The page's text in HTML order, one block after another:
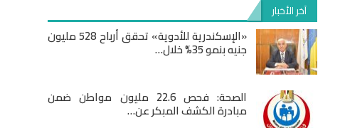
آخر الأخبار
«الإسكندرية للأدوية» تحقق أرباح 528 مليون
جنيه بنمو 35% خلال…
الصحة: فحص 22.6 مليون مواطن ضمن
مبادرة الكشف المبكر عن…